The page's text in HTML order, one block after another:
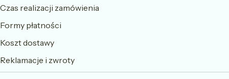
Czas realizacji zamówienia
Formy płatności
Koszt dostawy
Reklamacje i zwroty